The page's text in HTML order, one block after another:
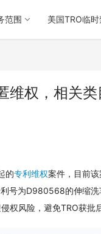
范围 美国TRO临时
权，相关类
的专利维权案件，目前该
号为D980568的伸缩
权风险，避免TRO获批